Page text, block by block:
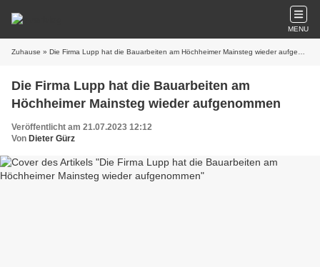
MENU
Zuhause » Die Firma Lupp hat die Bauarbeiten am Höchheimer Mainsteg wieder aufgenommen
Die Firma Lupp hat die Bauarbeiten am
Höchheimer Mainsteg wieder aufgenommen
Veröffentlicht am 21.07.2023 12:12
Von Dieter Gürz